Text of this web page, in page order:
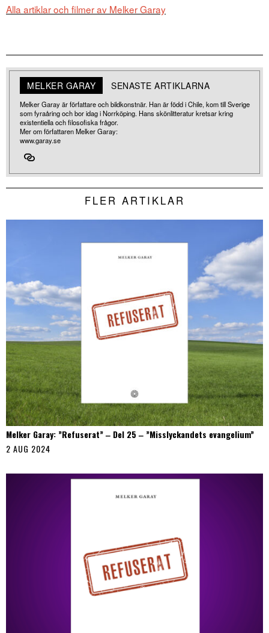
Alla artiklar och filmer av Melker Garay
MELKER GARAY SENASTE ARTIKLARNA
Melker Garay är författare och bildkonstnär. Han är född i Chile, kom till Sverige
som fyraåring och bor idag i Norrköping. Hans skönlitteratur kretsar kring
existentiella och filosofiska frågor.
Mer om författaren Melker Garay:
www.garay.se
FLER ARTIKLAR
Melker Garay: ”Refuserat” ‒ Del 25 ‒ ”Misslyckandets evangelium”
2 AUG 2024